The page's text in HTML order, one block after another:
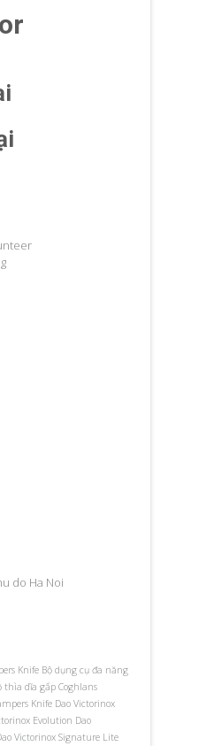
Knife Bộ dụng cụ đa năng
thìa dĩa gấp Coghlans
Knife Dao Victorinox
Evolution Dao
Victorinox Signature Lite